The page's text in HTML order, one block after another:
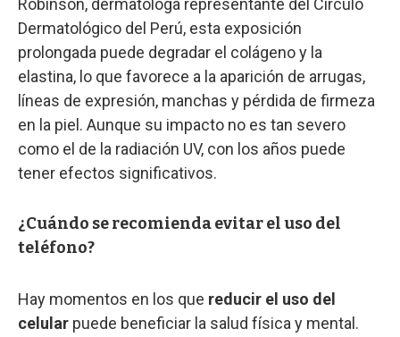
Robinson, dermatóloga representante del Círculo
Dermatológico del Perú, esta exposición
prolongada puede degradar el colágeno y la
elastina, lo que favorece a la aparición de arrugas,
líneas de expresión, manchas y pérdida de firmeza
en la piel. Aunque su impacto no es tan severo
como el de la radiación UV, con los años puede
tener efectos significativos.
¿Cuándo se recomienda evitar el uso del
teléfono?
Hay momentos en los que reducir el uso del
celular puede beneficiar la salud física y mental.